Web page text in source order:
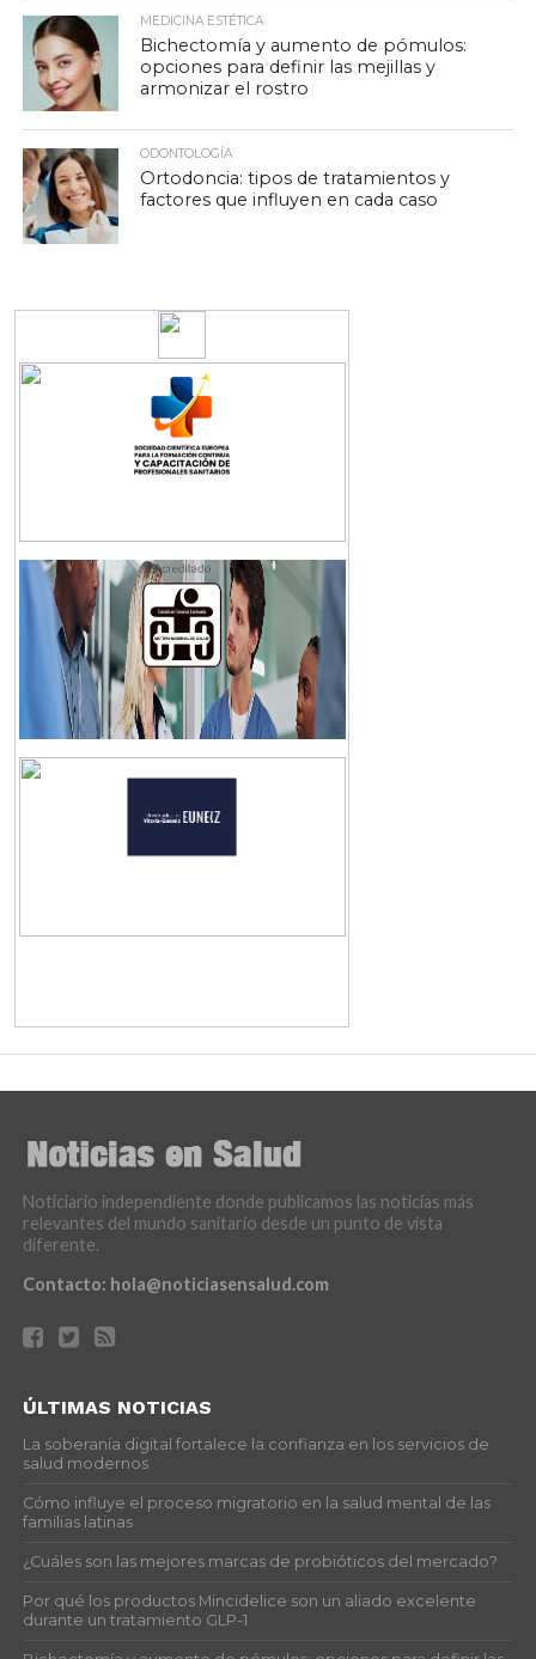
MEDICINA ESTÉTICA
Bichectomía y aumento de pómulos:
opciones para definir las mejillas y
armonizar el rostro
ODONTOLOGÍA
Ortodoncia: tipos de tratamientos y
factores que influyen en cada caso
Noticiario independiente donde publicamos las noticias más
relevantes del mundo sanitario desde un punto de vista
diferente.
Contacto: hola@noticiasensalud.com
ÚLTIMAS NOTICIAS
La soberanía digital fortalece la confianza en los servicios de
salud modernos
Cómo influye el proceso migratorio en la salud mental de las
familias latinas
¿Cuáles son las mejores marcas de probióticos del mercado?
Por qué los productos Mincidelice son un aliado excelente
durante un tratamiento GLP-1